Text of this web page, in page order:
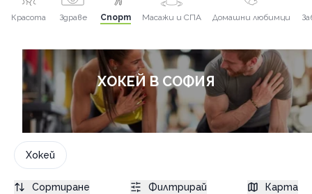
Красота Здраве Спорт Масажи и СПА Домашни любимци
ХОКЕЙ В СОФИЯ
Хокей
Сортиране Филтрирай Карта